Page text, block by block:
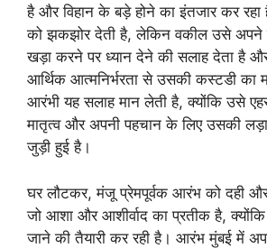
है और विहान के बड़े होने का इंतजार कर
को झकझोर देती है, लेकिन वकील उसे अपने
खड़ा करने पर ध्यान देने की सलाह देता है
आर्थिक आत्मनिर्भरता से उसकी कस्टडी का
आरंभी यह सलाह मान लेती है, क्योंकि उसे
मातृत्व और अपनी पहचान के लिए उसकी
जुड़ी हुई है।
घर लौटकर, मंजू प्रेमपूर्वक आरंभ को दही और
जो आशा और आशीर्वाद का प्रतीक है,
जाने की तैयारी कर रही है। आरंभ मुंबई में